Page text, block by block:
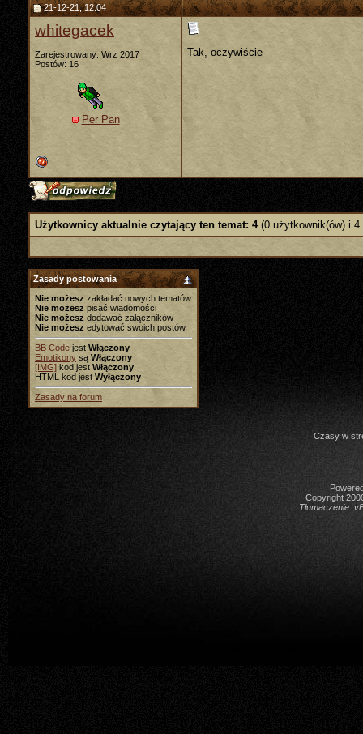
21-12-21, 12:04
whitegacek
Zarejestrowany: Wrz 2017
Postów: 16
Per Pan
Tak, oczywiście
Użytkownicy aktualnie czytający ten temat: 4 (0 użytkownik(ów) i 4
Zasady postowania
Nie możesz zakładać nowych tematów
Nie możesz pisać wiadomości
Nie możesz dodawać załączników
Nie możesz edytować swoich postów
BB Code jest Włączony
Emotikony są Włączony
[IMG] kod jest Włączony
HTML kod jest Wyłączony
Zasady na forum
Czasy w
Copyright
Tłumaczenie: